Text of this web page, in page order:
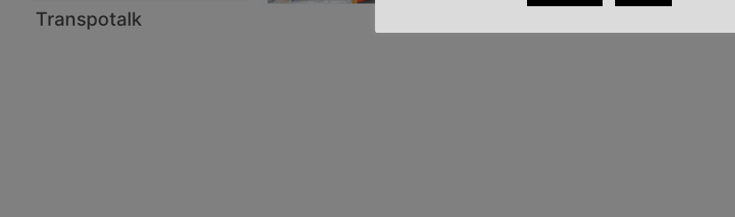
Transpotalk